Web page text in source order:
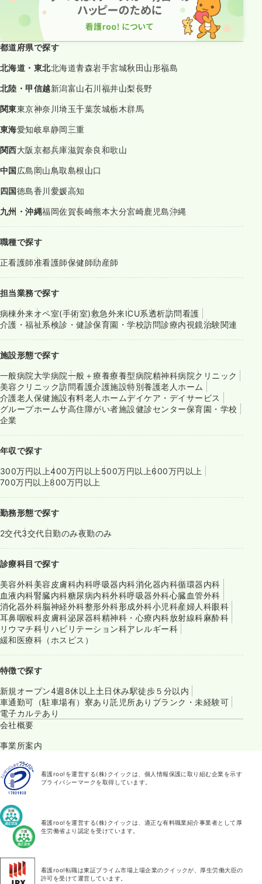
都道府県で探す
北海道・東北北海道青森岩手宮城秋田山形福島
北陸・甲信越新潟富山石川福井山梨長野
関東東京神奈川埼玉千葉茨城栃木群馬
東海愛知岐阜静岡三重
関西大阪京都兵庫滋賀奈良和歌山
中国広島岡山鳥取島根山口
四国徳島香川愛媛高知
九州・沖縄福岡佐賀長崎熊本大分宮崎鹿児島沖縄
職種で探す
正看護師准看護師保健師助産師
担当業務で探す
病棟外来オペ室(手術室)救急外来ICU系透析訪問看護
介護・福祉系検診・健診保育園・学校訪問診療内視鏡治験関連
施設形態で探す
一般病院大学病院一般＋療養療養型病院精神科病院クリニック
美容クリニック訪問看護介護施設特別養護老人ホーム
介護老人保健施設有料老人ホームデイケア・デイサービス
グループホームサ高住障がい者施設健診センター保育園・学校
企業
年収で探す
300万円以上400万円以上 500万円以上600万円以上
700万円以上800万円以上
勤務形態で探す
2交代3交代日勤のみ夜勤のみ
診療科目で探す
美容外科美容皮膚科内科呼吸器内科消化器内科循環器内科
血液内科腎臓内科糖尿病内科外科呼吸器外科心臓血管外科
消化器外科脳神経外科整形外科形成外科小児科産婦人科眼科
耳鼻咽喉科皮膚科泌尿器科精神科・心療内科放射線科麻酔科
リウマチ科リハビリテーション科アレルギー科
緩和医療科（ホスピス）
特徴で探す
新規オープン4週8休以上 土日休み駅徒歩５分以内
車通勤可（駐車場有） 寮あり託児所あり ブランク・未経験可
電子カルテあり
会社概要
事業所案内
看護roo!を運営する(株)クイックは、個人情報保護に取り組む企業を示す
プライバシーマークを取得しています。
看護roo!を運営する(株)クイックは、適正な有料職業紹介事業者として厚
生労働省より認定を受けています。
看護roo!転職は東証プライム市場上場企業のクイックが、厚生労働大臣の
許可を受けて運営しています。